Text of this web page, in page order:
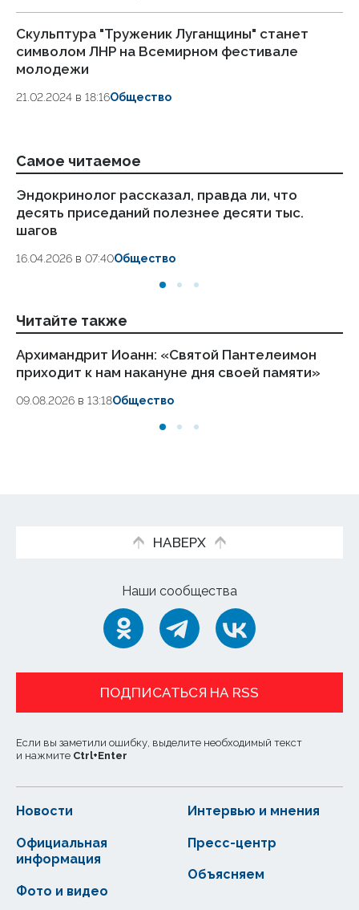
Скульптура "Труженик Луганщины" станет
символом ЛНР на Всемирном фестивале
молодежи
21.02.2024 в 18:16Общество
Самое читаемое
Эндокринолог рассказал, правда ли, что
десять приседаний полезнее десяти тыс.
шагов
16.04.2026 в 07:40Общество
Читайте также
Архимандрит Иоанн: «Святой Пантелеимон
приходит к нам накануне дня своей памяти»
09.08.2026 в 13:18Общество
НАВЕРХ
Наши сообщества
ПОДПИСАТЬСЯ НА RSS
Если вы заметили ошибку, выделите необходимый текст
и нажмите Ctrl+Enter
Новости
Официальная
информация
Интервью и мнения
Фото и видео
Пресс-центр
Объясняем